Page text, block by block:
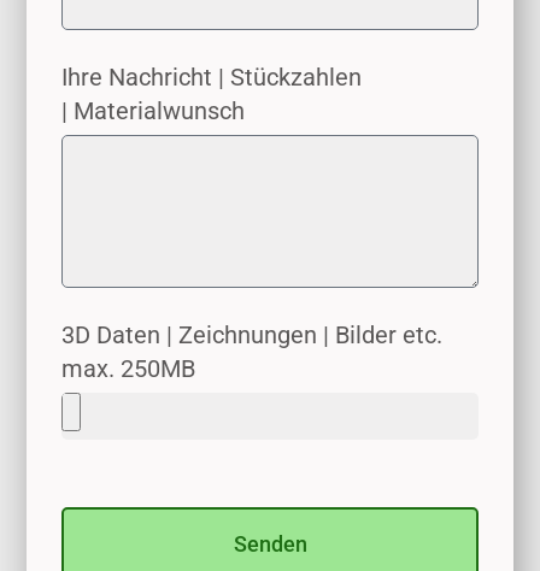
Ihre Nachricht | Stückzahlen
| Materialwunsch
3D Daten | Zeichnungen | Bilder etc.
max. 250MB
Senden